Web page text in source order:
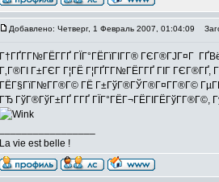
Добавлено: Четверг, 1 Февраль 2007, 01:04:09
Г†ГҐГ­Г№ГЁГ­ГҐ ГЇГ°ГЁГїГІГ­Г® ГЄГ®ГЈГ¤Г
Г‚Г®ГІ Г±ГЄГ Г¦ГЁ Г¦ГҐГ­Г№ГЁГ­ГҐ ГІГ ГЄГ®ГҐ,
ГЁГ§ГїГ№Г­Г®Г© ГЁ Г±ГўГ®ГЎГ®Г¤Г­Г®Г©
ГЂ ГўГ®ГўГ±ГҐ Г­ГҐ ГЇГ°ГЁГ¬ГЁГІГЁГўГ­Г®Г©,
La vie est belle !